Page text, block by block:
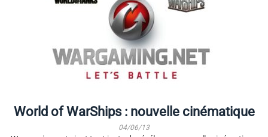
World of WarShips : nouvelle cinématique
04/06/13